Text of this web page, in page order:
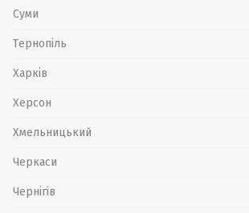
Суми
Тернопіль
Харків
Херсон
Хмельницький
Черкаси
Чернігів